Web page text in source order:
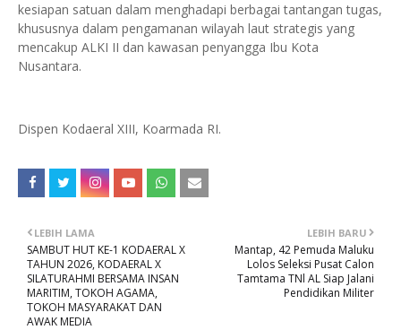
kesiapan satuan dalam menghadapi berbagai tantangan tugas,
khususnya dalam pengamanan wilayah laut strategis yang
mencakup ALKI II dan kawasan penyangga Ibu Kota
Nusantara.
Dispen Kodaeral XIII, Koarmada RI.
LEBIH BARU
Mantap, 42 Pemuda Maluku
Lolos Seleksi Pusat Calon
Tamtama TNl AL Siap Jalani
Pendidikan Militer
LEBIH LAMA
SAMBUT HUT KE-1 KODAERAL X
TAHUN 2026, KODAERAL X
SILATURAHMI BERSAMA INSAN
MARITIM, TOKOH AGAMA,
TOKOH MASYARAKAT DAN
AWAK MEDIA